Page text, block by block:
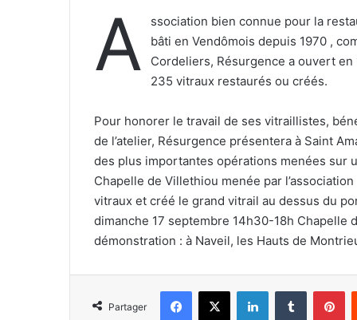
A
ssociation bien connue pour la
bâti en Vendômois depuis 1970 ,
Cordeliers, Résurgence a ouvert
235 vitraux restaurés ou créés.
Pour honorer le travail de ses vitraillistes,
de l’atelier, Résurgence présentera à Saint
des plus importantes opérations menées sur
Chapelle de Villethiou menée par
vitraux et créé le grand vitrail au dessus du
dimanche 17 septembre 14h30-18h Chapelle
démonstration : à Naveil, les Hauts de
Partager